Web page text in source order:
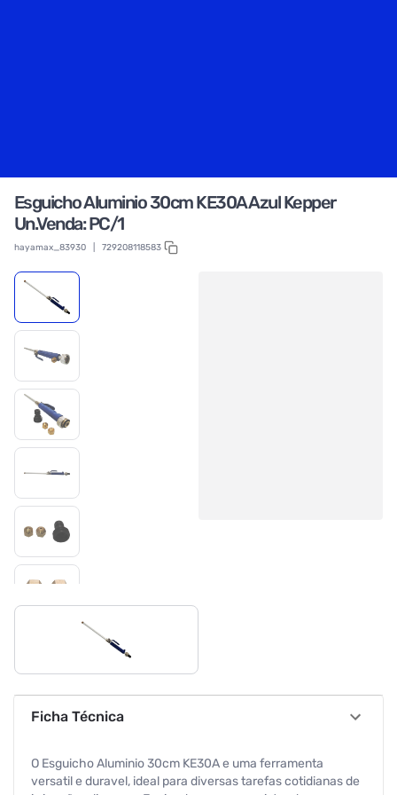
Esguicho Aluminio 30cm KE30A Azul Kepper
Un.Venda: PC/1
hayamax_83930 729208118583
Ficha Técnica
O Esguicho Aluminio 30cm KE30A e uma ferramenta
versatil e duravel, ideal para diversas tarefas cotidianas de